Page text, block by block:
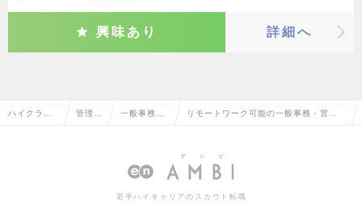
興味あり 詳細へ
ハイクラス 管理部 一般事務・ リモートワーク可能の一般事務・営業
若手ハイキャリアのスカウト転職